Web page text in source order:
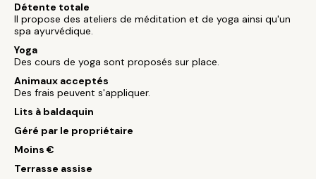
Détente totale
Il propose des ateliers de méditation et de yoga ainsi qu'un
spa ayurvédique.
Yoga
Des cours de yoga sont proposés sur place.
Animaux acceptés
Des frais peuvent s'appliquer.
Lits à baldaquin
Géré par le propriétaire
Moins €
Terrasse assise